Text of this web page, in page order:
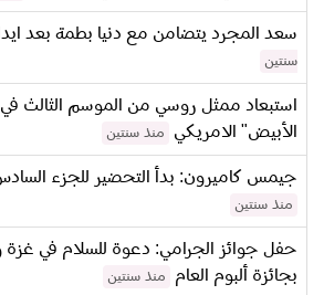
سعد المجرد يتضامن مع دنيا بطمة بعد
سنتين
استبعاد ممثل روسي من الموسم الثالث
الأبيض" الامريكي
منذ سنتين
جيمس كاميرون: بدأ التحضير للجزء السادس
منذ سنتين
حفل جوائز الجرامي: دعوة للسلام في غزة
بجائزة ألبوم العام
منذ سنتين